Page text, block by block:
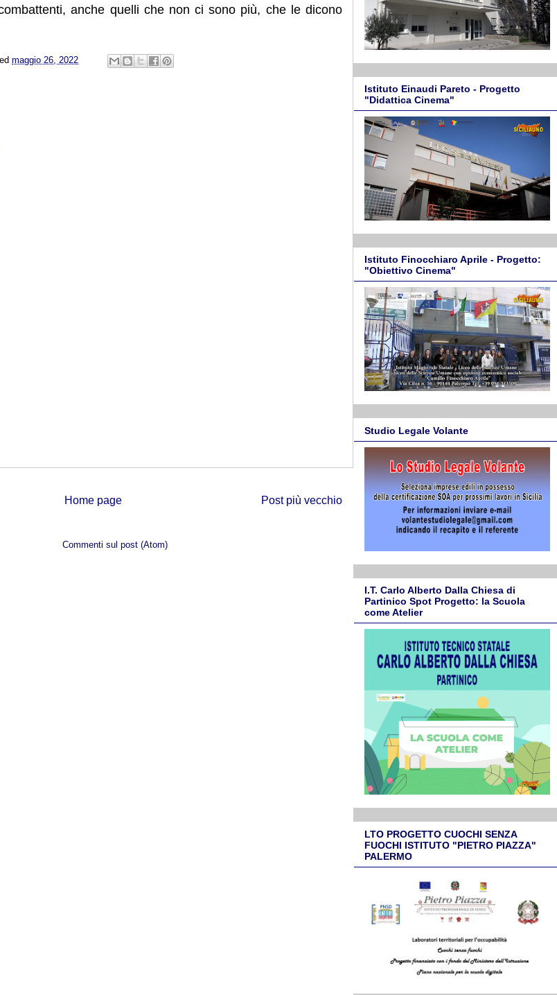
anche quelli che non ci sono più, che le dicono
maggio 26, 2022
Post più vecchio
Home page
Commenti sul post (Atom)
Istituto Einaudi Pareto - Progetto
"Didattica Cinema"
Istituto Finocchiaro Aprile - Progetto:
"Obiettivo Cinema"
Studio Legale Volante
I.T. Carlo Alberto Dalla Chiesa di
Partinico Spot Progetto: la Scuola
come Atelier
LTO PROGETTO CUOCHI SENZA
FUOCHI ISTITUTO "PIETRO PIAZZA"
PALERMO